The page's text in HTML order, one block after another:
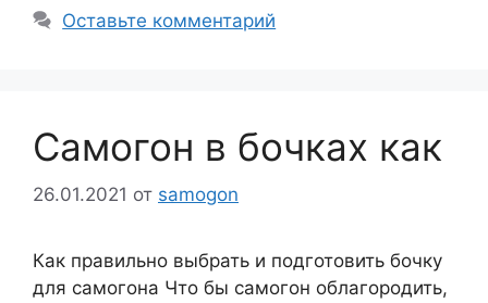
Оставьте комментарий
Самогон в бочках как
26.01.2021 от samogon
Как правильно выбрать и подготовить бочку
для самогона Что бы самогон облагородить,